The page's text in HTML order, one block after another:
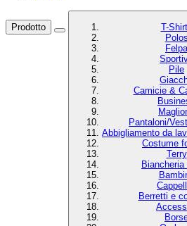
Prodotto
T-
Polos
Felpa
Pile
Camicie &
Pantaloni/
Abbigliamento da
Costume
Terry
Berretti e